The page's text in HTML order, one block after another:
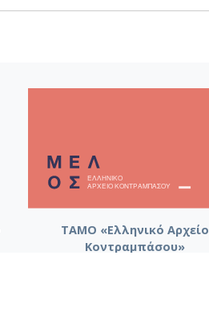
ΤΑΜΟ «Ελληνικό Αρχείο
Κοντραμπάσου»